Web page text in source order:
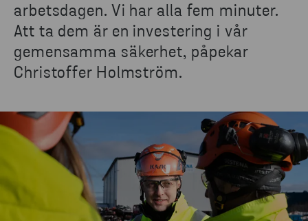
arbetsdagen. Vi har alla fem minuter.
Att ta dem är en investering i vår
gemensamma säkerhet, påpekar
Christoffer Holmström.